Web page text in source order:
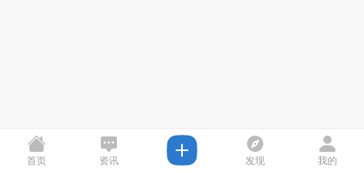
首页 资讯 发现 我的